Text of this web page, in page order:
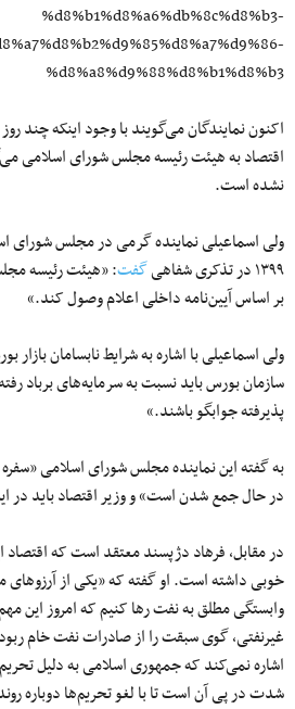
%d8%b1%d8%a6%db%8c%d8%b3-
%d8%a8%d9%88%d8%b1%d8%b3
اکنون نمایندگان می‌گویند با وجود اینکه چند
اقتصاد به هیئت رئیسه مجلس شورای اسلامی
نشده است.
۱۳۹۹ در تذکری شفاهی
گفت: «هیئت رئیسه
بر اساس آیین‌نامه داخلی اعلام وصول کند.»
ولی اسماعیلی با اشاره به شرایط نابسامان
سازمان بورس باید نسبت به سرمایه‌های برباد
پذیرفته جوابگو باشند.»
به گفته این نماینده مجلس شورای اسلامی
در حال جمع شدن است» و وزیر اقتصاد باید در
در مقابل، فرهاد دژپسند معتقد است که اقتصاد
خوبی داشته است. او گفته که «یکی از آرزو‌های
وابستگی مطلق به نفت رها کنیم که امروز این
غیرنفتی، گوی سبقت را از صادرات نفت خام
اشاره نمی‌کند که جمهوری اسلامی به دلیل
شدت در پی آن است تا با لغو تحریم‌ها دوباره